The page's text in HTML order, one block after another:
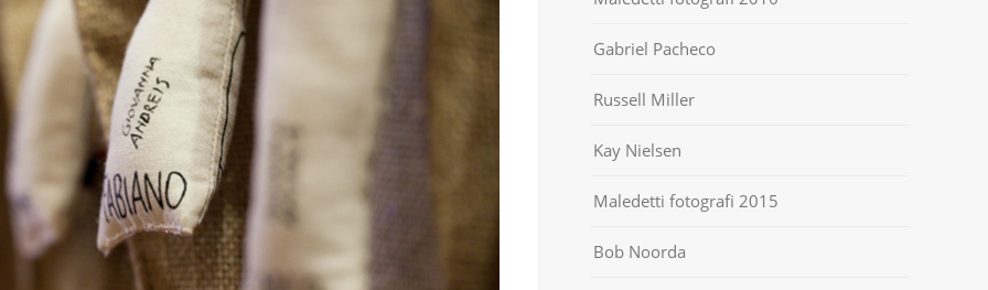
Gabriel Pacheco
Russell Miller
Kay Nielsen
Maledetti fotografi 2015
Bob Noorda